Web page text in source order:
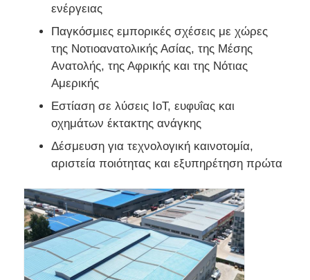
ενέργειας
Παγκόσμιες εμπορικές σχέσεις με χώρες
της Νοτιοανατολικής Ασίας, της Μέσης
Ανατολής, της Αφρικής και της Νότιας
Αμερικής
Εστίαση σε λύσεις IoT, ευφυΐας και
οχημάτων έκτακτης ανάγκης
Δέσμευση για τεχνολογική καινοτομία,
αριστεία ποιότητας και εξυπηρέτηση πρώτα